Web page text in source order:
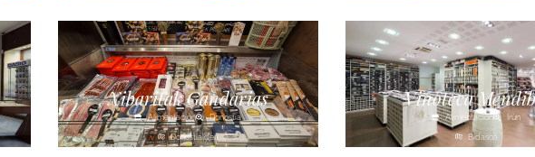
Xibaritak Gandarias
Alimentación Donostia
Donostialdea
Vinoteca
Alimentación Irún
Bidasoa